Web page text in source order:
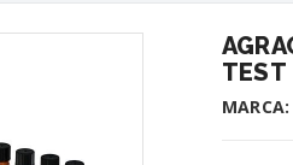
TEST
MARCA: